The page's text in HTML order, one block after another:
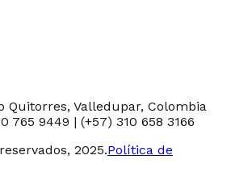
Quitorres, Valledupar, Colombia
765 9449 | (+57) 310 658 3166
2025.Política de